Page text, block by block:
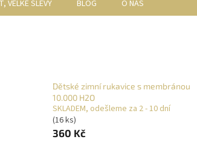
VELKÉ SLEVY BLOG O NÁS
Dětské zimní rukavice s membránou
10.000 H2O
SKLADEM, odešleme za 2 - 10 dní
(16 ks)
360 Kč